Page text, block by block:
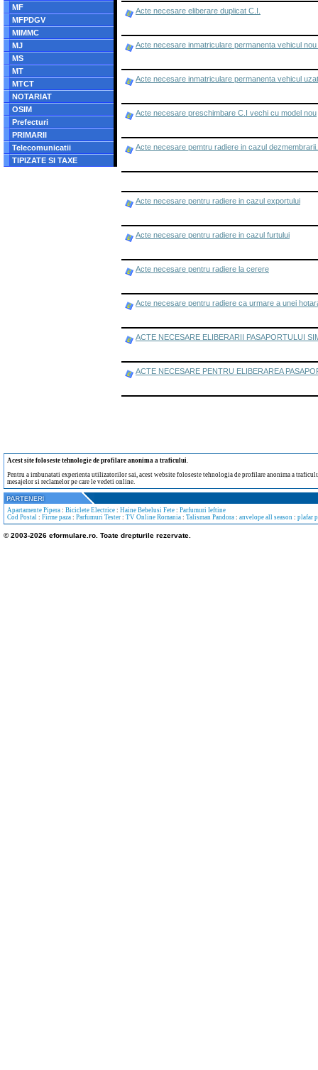
MF
MFPDGV
MIMMC
MJ
MS
MT
MTCT
NOTARIAT
OSIM
Prefecturi
PRIMARII
Telecomunicatii
TIPIZATE SI TAXE
Acte necesare eliberare duplicat C.I.
Acte necesare inmatriculare permanenta vehicul
Acte necesare inmatriculare permanenta vehicul
Acte necesare preschimbare C.I vechi cu model nou
Acte necesare pemtru radiere in cazul dezmembrarii.
Acte necesare pentru radiere in cazul exportului
Acte necesare pentru radiere in cazul furtului
Acte necesare pentru radiere la cerere
Acte necesare pentru radiere ca urmare a unei
ACTE NECESARE ELIBERARII PASAPORTULUI
ACTE NECESARE PENTRU ELIBERAREA
Acest site foloseste tehnologie de profilare anonima a traficului.
Pentru a imbunatati experienta utilizatorilor sai, acest website foloseste tehnologia de profilare anonima a
mesajelor si reclamelor pe care le vedeti online.
Apartamente Pipera : Biciclete Electrice : Haine Bebelusi Fete : Parfumuri Ieftine
Cod Postal : Firme paza : Parfumuri Tester : TV Online Romania : Talisman Pandora : anvelope all season : plafar
© 2003-2026 eformulare.ro. Toate drepturile rezervate.